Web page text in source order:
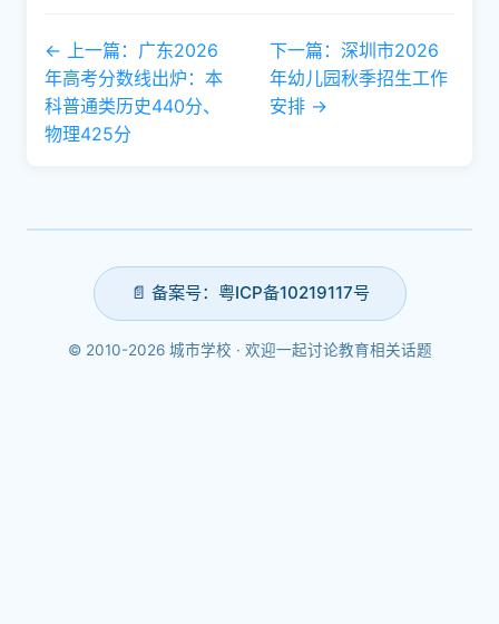
← 上一篇：广东2026
年高考分数线出炉：本
科普通类历史440分、
物理425分
下一篇：深圳市2026
年幼儿园秋季招生工作
安排 →
📄 备案号：粤ICP备10219117号
© 2010-2026 城市学校 · 欢迎一起讨论教育相关话题